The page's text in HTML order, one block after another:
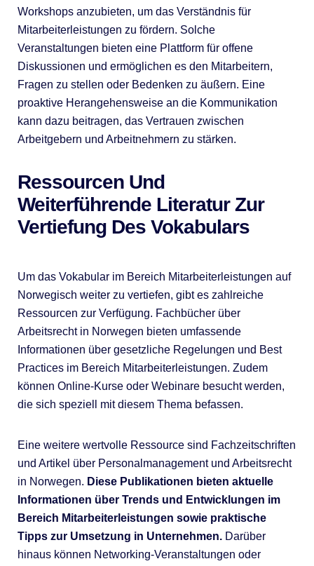
Workshops anzubieten, um das Verständnis für
Mitarbeiterleistungen zu fördern. Solche
Veranstaltungen bieten eine Plattform für offene
Diskussionen und ermöglichen es den Mitarbeitern,
Fragen zu stellen oder Bedenken zu äußern. Eine
proaktive Herangehensweise an die Kommunikation
kann dazu beitragen, das Vertrauen zwischen
Arbeitgebern und Arbeitnehmern zu stärken.
Ressourcen Und
Weiterführende Literatur Zur
Vertiefung Des Vokabulars
Um das Vokabular im Bereich Mitarbeiterleistungen auf
Norwegisch weiter zu vertiefen, gibt es zahlreiche
Ressourcen zur Verfügung. Fachbücher über
Arbeitsrecht in Norwegen bieten umfassende
Informationen über gesetzliche Regelungen und Best
Practices im Bereich Mitarbeiterleistungen. Zudem
können Online-Kurse oder Webinare besucht werden,
die sich speziell mit diesem Thema befassen.
Eine weitere wertvolle Ressource sind Fachzeitschriften
und Artikel über Personalmanagement und Arbeitsrecht
in Norwegen. Diese Publikationen bieten aktuelle
Informationen über Trends und Entwicklungen im
Bereich Mitarbeiterleistungen sowie praktische
Tipps zur Umsetzung in Unternehmen.Darüber
hinaus können Networking-Veranstaltungen oder